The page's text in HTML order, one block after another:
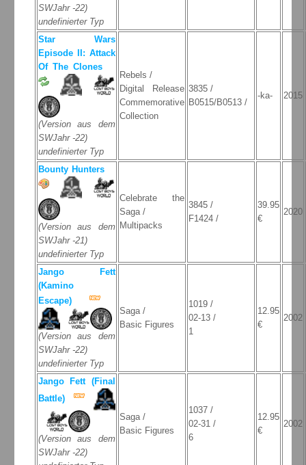
SWJahr -22)
undefinierter Typ
Star Wars
Episode II: Attack
Of The Clones
(Version aus dem
SWJahr -22)
undefinierter Typ
Rebels /
Digital Release
Commemorative
Collection
3835 /
B0515/B0513 /
-ka- 2015
Bounty Hunters
(Version aus dem
SWJahr -21)
undefinierter Typ
Celebrate the
Saga /
Multipacks
3845 /
F1424 /
39.95
€
2020
Jango Fett
(Kamino
Escape)
(Version aus dem
SWJahr -22)
undefinierter Typ
Saga /
Basic Figures
1019 /
02-13 /
1
12.95
€
2002
Jango Fett (Final
Battle)
(Version aus dem
SWJahr -22)
Saga /
Basic Figures
1037 /
02-31 /
6
12.95
€
2002